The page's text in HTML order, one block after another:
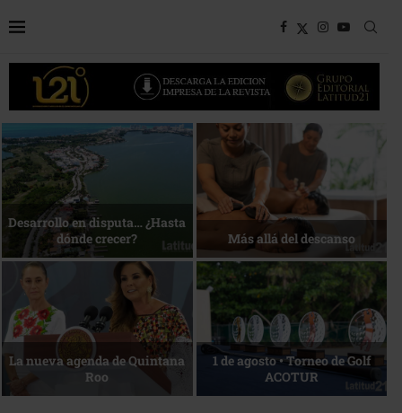
Bottega, un viaje servido a la
mesa
Energía que Impulsa la
competitividad
Reconocimiento de viajeros La esencia del servicio